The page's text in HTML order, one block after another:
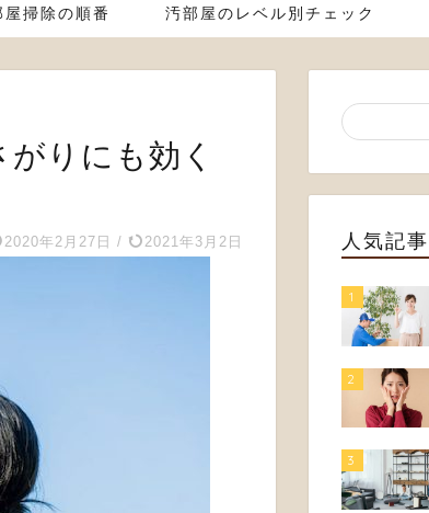
屋掃除の順番 汚部屋のレベル別チェック
りにも効く
2020年2月27日 / 2021年3月2日 人気記事
1
2
3